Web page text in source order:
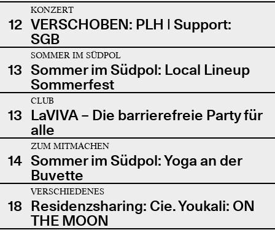
12
KONZERT
VERSCHOBEN: PLH | Support:
SGB
13
SOMMER IM SÜDPOL
Sommer im Südpol: Local Lineup
Sommerfest
13
CLUB
LaVIVA – Die barrierefreie Party für
alle
14
ZUM MITMACHEN
Sommer im Südpol: Yoga an der
Buvette
18
VERSCHIEDENES
Residenzsharing: Cie. Youkali: ON
THE MOON